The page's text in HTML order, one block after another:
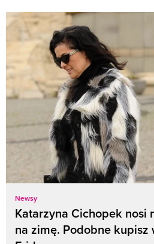
Newsy
Katarzyna Cichopek nosi
na zimę. Podobne kupisz